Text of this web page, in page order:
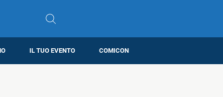
IL TUO EVENTO COMICON